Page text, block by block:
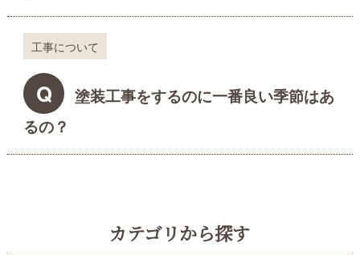
工事について
Q
塗装工事をするのに一番良い季節はあ
るの？
カテゴリから探す